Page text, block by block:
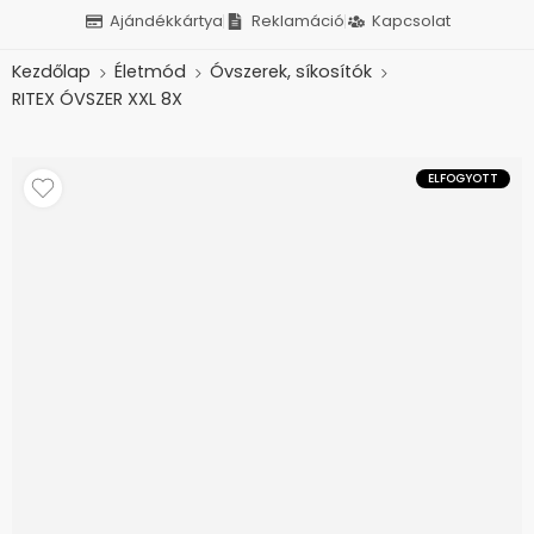
Ajándékkártya Reklamáció Kapcsolat
Kezdőlap Életmód
Óvszerek, síkosítók
RITEX ÓVSZER XXL 8X
ELFOGYOTT